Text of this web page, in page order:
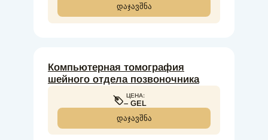
ᲓᲐᲯᲐᲕᲨᲜᲐ
Компьютерная томография
шейного отдела позвоночника
ЦЕНА:
– GEL
ᲓᲐᲯᲐᲕᲨᲜᲐ